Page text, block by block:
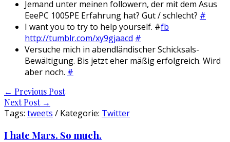
Jemand unter meinen followern, der mit dem Asus
EeePC 1005PE Erfahrung hat? Gut / schlecht? #
I want you to try to help yourself. #fb
http://tumblr.com/xy9gjaacd #
Versuche mich in abendländischer Schicksals-
Bewältigung. Bis jetzt eher mäßig erfolgreich. Wird
aber noch. #
Post
navigation
← Previous Post
Next Post →
Tags: tweets / Kategorie: Twitter
I hate Mars. So much.